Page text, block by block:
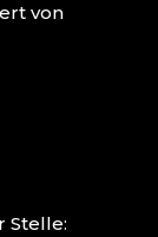
von
Stelle: